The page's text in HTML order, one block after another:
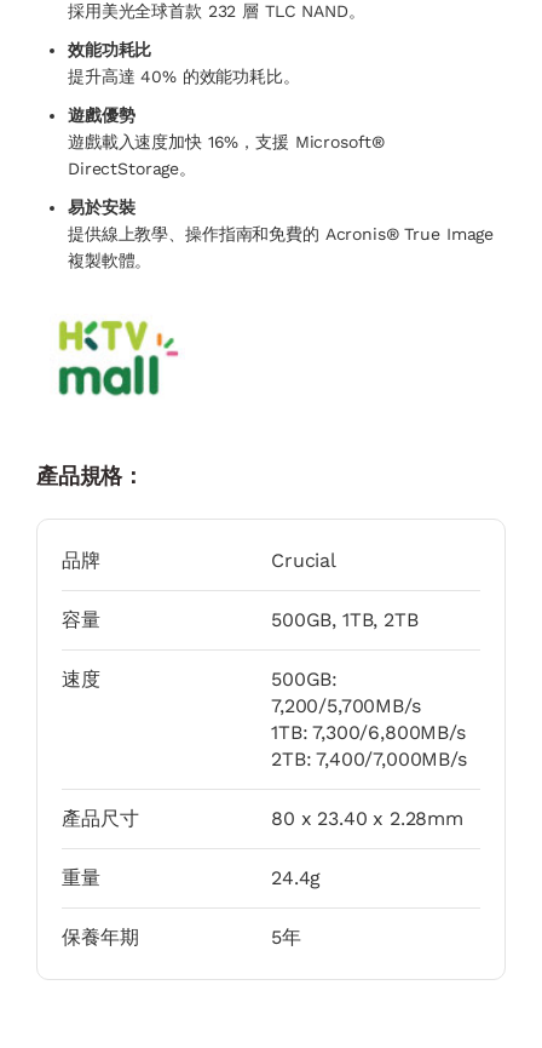
採用美光全球首款 232 層 TLC NAND。
效能功耗比
提升高達 40% 的效能功耗比。
遊戲優勢
遊戲載入速度加快 16%，支援 Microsoft®
DirectStorage。
易於安裝
提供線上教學、操作指南和免費的 Acronis® True Image
複製軟體。
產品規格：
品牌 Crucial
容量 500GB, 1TB, 2TB
速度
500GB:
7,200/5,700MB/s
1TB: 7,300/6,800MB/s
2TB: 7,400/7,000MB/s
產品尺寸 80 x 23.40 x 2.28mm
重量 24.4g
保養年期 5年